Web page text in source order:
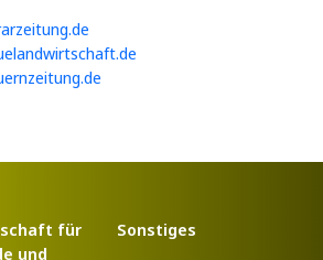
für
und
Sonstiges